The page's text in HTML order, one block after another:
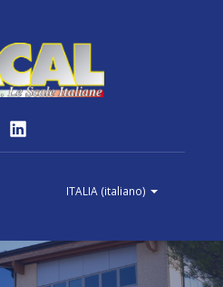
ITALIA (italiano)